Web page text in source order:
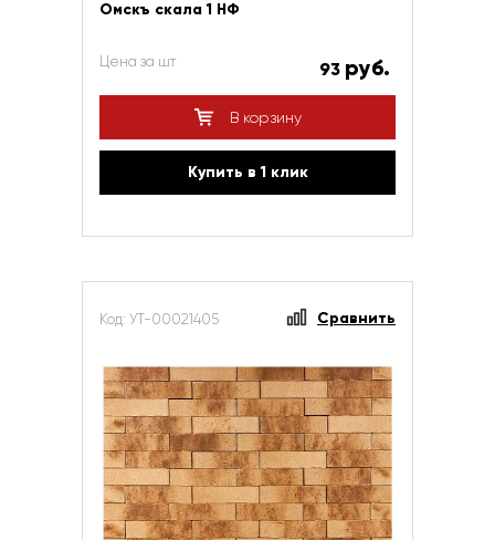
Омскъ скала 1 НФ
Цена за шт 93 руб.
В корзину
Купить в 1 клик
Код: УТ-00021405 Сравнить